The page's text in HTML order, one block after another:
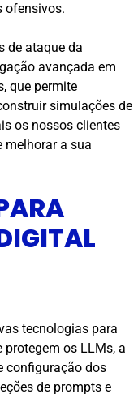
ofensivos.
de ataque da
avançada em
que permite
simulações de
os nossos clientes
melhorar a sua
tecnologias para
os LLMs, a
configuração dos
de prompts e